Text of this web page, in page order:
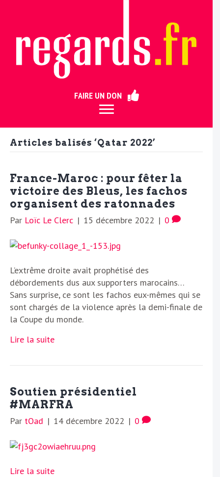
FAIRE UN DON
Articles balisés ‘Qatar 2022’
France-Maroc : pour fêter la
victoire des Bleus, les fachos
organisent des ratonnades
Par Loïc Le Clerc | 15 décembre 2022 | 0
L’extrême droite avait prophétisé des
débordements dus aux supporters marocains…
Sans surprise, ce sont les fachos eux-mêmes qui se
sont chargés de la violence après la demi-finale de
la Coupe du monde.
Lire la suite
Soutien présidentiel
#MARFRA
Par tOad | 14 décembre 2022 | 0
Lire la suite